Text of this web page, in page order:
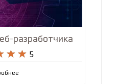
разработчика
 
  5